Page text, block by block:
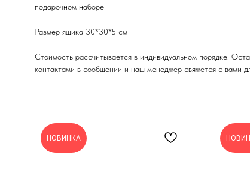
подарочном наборе!
Размер ящика 30*30*5 см
Стоимость рассчитывается в индивидуальном порядке.
контактами в сообщении и наш менеджер свяжется с вами
НОВИНКА